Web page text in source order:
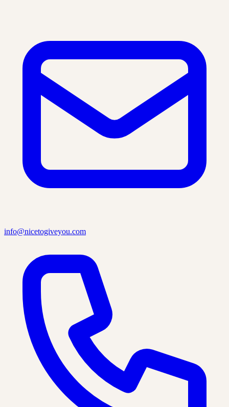
info@nicetogiveyou.com